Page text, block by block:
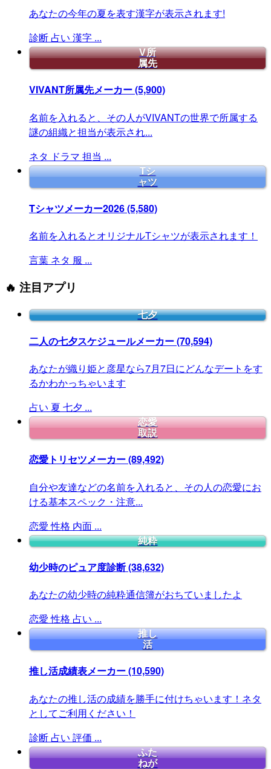
あなたの今年の夏を表す漢字が表示されます!
診断 占い 漢字 ...
V所
属先
VIVANT所属先メーカー(5,900)
名前を入れると、その人がVIVANTの世界で所属する
謎の組織と担当が表示され...
ネタ ドラマ 担当 ...
Tシ
ャツ
Tシャツメーカー2026(5,580)
名前を入れるとオリジナルTシャツが表示されます！
言葉 ネタ 服 ...
🔥 注目アプリ
七夕
二人の七夕スケジュールメーカー(70,594)
あなたが織り姫と彦星なら7月7日にどんなデートをす
るかわかっちゃいます
占い 夏 七夕 ...
恋愛
取説
恋愛トリセツメーカー(89,492)
自分や友達などの名前を入れると、その人の恋愛にお
ける基本スペック・注意...
恋愛 性格 内面 ...
純粋
幼少時のピュア度診断(38,632)
あなたの幼少時の純粋通信簿がおちていましたよ
恋愛 性格 占い ...
推し
活
推し活成績表メーカー(10,590)
あなたの推し活の成績を勝手に付けちゃいます！ネタ
としてご利用ください！
診断 占い 評価 ...
ふた
ねが